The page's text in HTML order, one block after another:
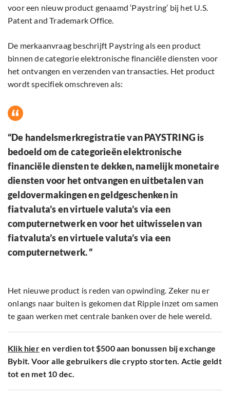
voor een nieuw product genaamd ‘Paystring’ bij het U.S.
Patent and Trademark Office.
De merkaanvraag beschrijft Paystring als een product
binnen de categorie elektronische financiële diensten voor
het ontvangen en verzenden van transacties. Het product
wordt specifiek omschreven als:
“De handelsmerkregistratie van PAYSTRING is
bedoeld om de categorieën elektronische
financiële diensten te dekken, namelijk monetaire
diensten voor het ontvangen en uitbetalen van
geldovermakingen en geldgeschenken in
fiatvaluta’s en virtuele valuta’s via een
computernetwerk en voor het uitwisselen van
fiatvaluta’s en virtuele valuta’s via een
computernetwerk. “
Het nieuwe product is reden van opwinding. Zeker nu er
onlangs naar buiten is gekomen dat Ripple inzet om samen
te gaan werken met centrale banken over de hele wereld.
Klik hieren verdien tot $500 aan bonussen bij exchange
Bybit. Voor alle gebruikers die crypto storten. Actie geldt
tot en met 10 dec.